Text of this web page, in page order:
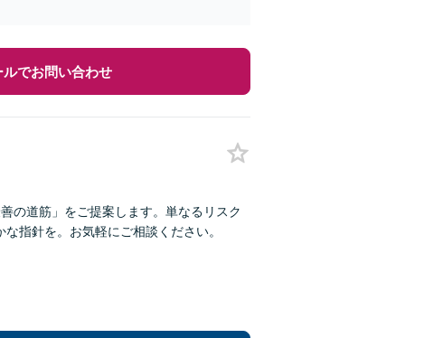
ルでお問い合わせ
の道筋」をご提案します。単なるリスク
指針を。お気軽にご相談ください。